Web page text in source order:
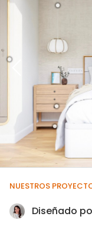
NUESTROS
Diseñado